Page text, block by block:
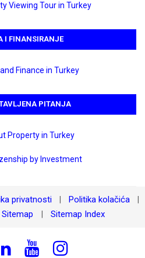
Viewing Tour in Turkey
I FINANSIRANJE
Finance in Turkey
PITANJA
Property in Turkey
by Investment
privatnosti Politika kolačića
Sitemap Sitemap Index